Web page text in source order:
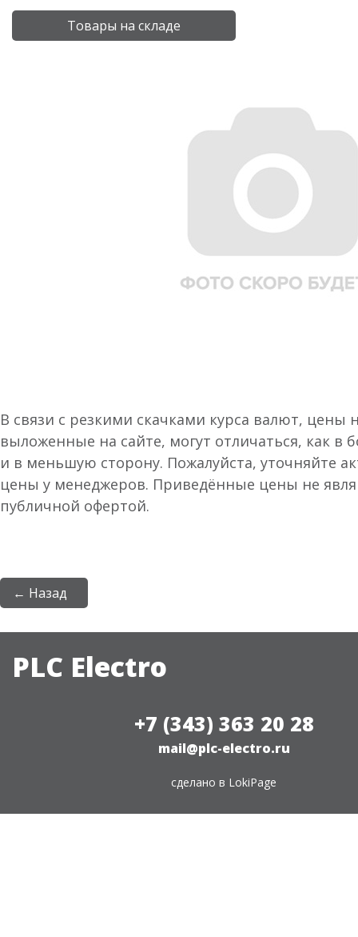
Товары на складе
В связи с резкими скачками курса валют, цены
выложенные на сайте, могут отличаться, как в
и в меньшую сторону. Пожалуйста, уточняйте
цены у менеджеров. Приведённые цены не
публичной офертой.
← Назад
PLC Electro
+7 (343) 363 20 28
mail@plc-electro.ru
сделано в LokiPage